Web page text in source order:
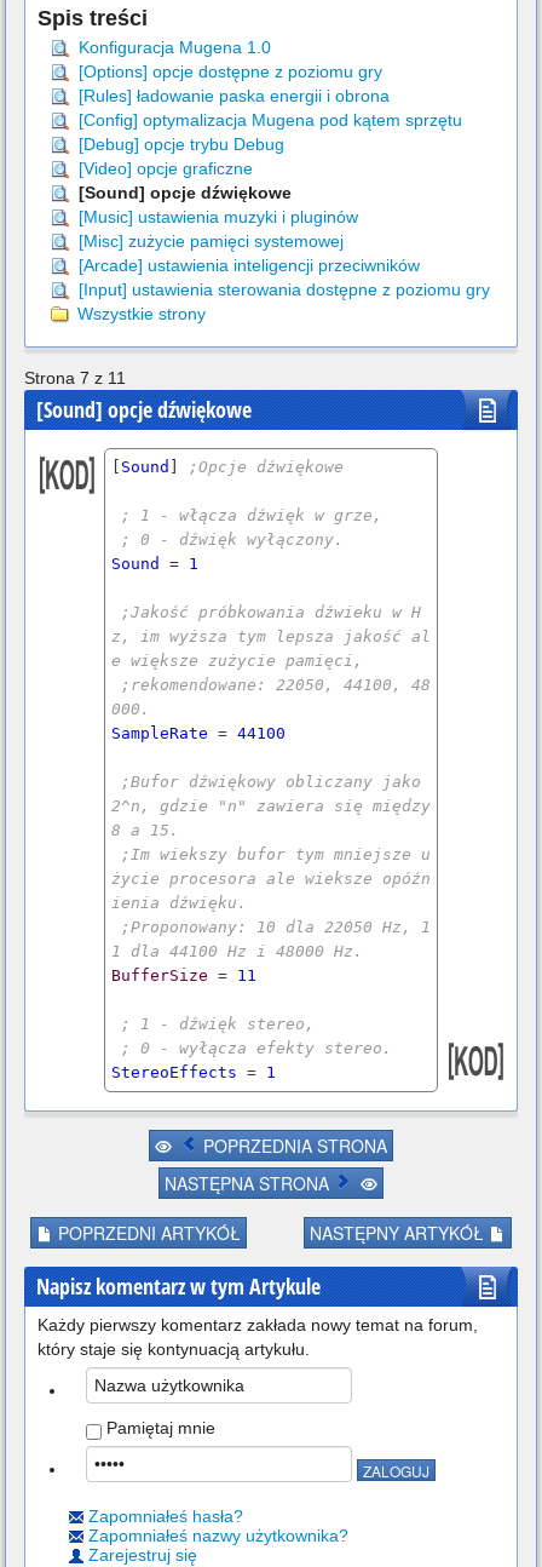
Spis treści
Konfiguracja Mugena 1.0
[Options] opcje dostępne z poziomu gry
[Rules] ładowanie paska energii i obrona
[Config] optymalizacja Mugena pod kątem sprzętu
[Debug] opcje trybu Debug
[Video] opcje graficzne
[Sound] opcje dźwiękowe
[Music] ustawienia muzyki i pluginów
[Misc] zużycie pamięci systemowej
[Arcade] ustawienia inteligencji przeciwników
[Input] ustawienia sterowania dostępne z poziomu gry
Wszystkie strony
Strona 7 z 11
[Sound] opcje dźwiękowe
Sound ;Opcje dźwiękowe
; 1 - włącza dźwięk w grze,
; 0 - dźwięk wyłączony.
Sound
= 1
;Jakość próbkowania dźwieku w H
z, im wyższa tym lepsza jakość al
e większe zużycie pamięci,
;rekomendowane: 22050, 44100, 48
000.
SampleRate = 44100
;Bufor dźwiękowy obliczany jako
2^n, gdzie "n" zawiera się między
8 a 15.
;Im wiekszy bufor tym mniejsze u
życie procesora ale wieksze opóźn
ienia dźwięku.
;Proponowany: 10 dla 22050 Hz, 1
1 dla 44100 Hz i 48000 Hz.
BufferSize = 11
; 1 - dźwięk stereo,
; 0 - wyłącza efekty stereo.
StereoEffects = 1
j dźwięki są oddalone przy Stereo
Effects = 1,
;im większa tym bliżej środka ar
eny są dźwięki.
PanningWidth =
; 1 - zamienia lewy i prawy kana
ł na karcie muzycznej,
; 0 - nie zamienia kanałów ster
o.
ReverseStereo =
;Kanały dźwiękowe. Wartość od 1
do 16.
;Jeśli jakość dźwięku jest słab
a, spróbuj ustawić mniejszą ilość
(8 lub 4).
WavChannels
POPRZEDNIA STRONA
NASTĘPNA STRONA
POPRZEDNI ARTYKÓŁ NASTĘPNY ARTYKÓŁ
Napisz komentarz w tym Artykule
Każdy pierwszy komentarz zakłada nowy temat na forum,
który staje się kontynuacją artykułu.
Pamiętaj mnie
Zapomniałeś hasła?
Zapomniałeś nazwy użytkownika?
Zarejestruj się